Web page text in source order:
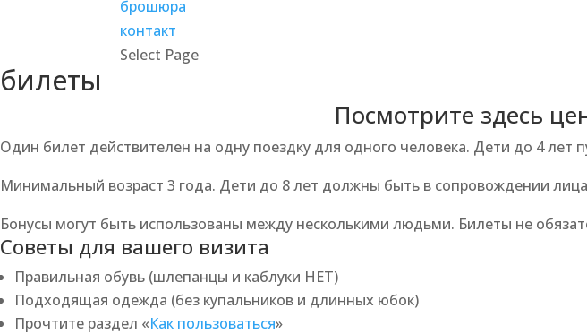
брошюра
контакт
Select Page
билеты
Посмотрите здесь
Один билет действителен на одну поездку для одного человека. Дети до 4 лет
Минимальный возраст 3 года. Дети до 8 лет должны быть в сопровождении
Бонусы могут быть использованы между несколькими людьми. Билеты не
Советы для вашего визита
Правильная обувь (шлепанцы и каблуки НЕТ)
Подходящая одежда (без купальников и длинных юбок)
Прочтите раздел «Как пользоваться»